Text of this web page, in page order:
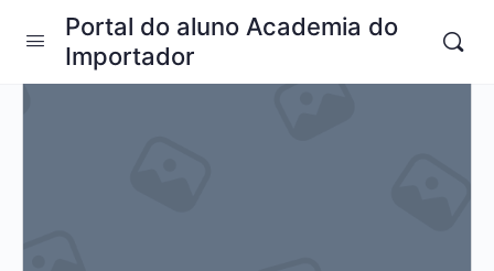
Portal do aluno Academia do
Importador